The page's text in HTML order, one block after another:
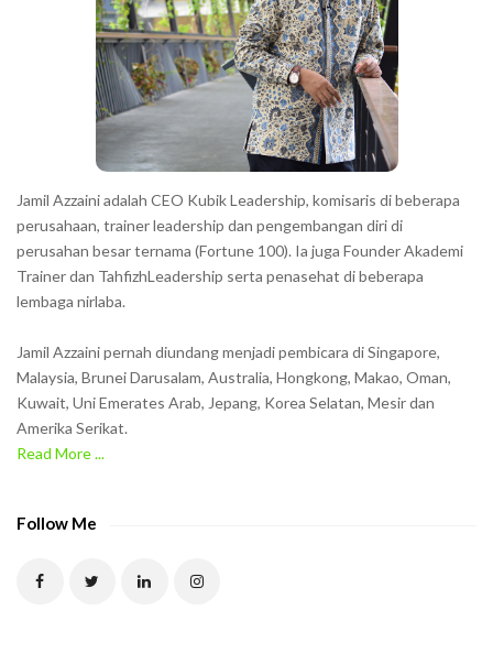
Jamil Azzaini adalah CEO Kubik Leadership, komisaris di beberapa
perusahaan, trainer leadership dan pengembangan diri di
perusahan besar ternama (Fortune 100). Ia juga Founder Akademi
Trainer dan TahfizhLeadership serta penasehat di beberapa
lembaga nirlaba.
Jamil Azzaini pernah diundang menjadi pembicara di Singapore,
Malaysia, Brunei Darusalam, Australia, Hongkong, Makao, Oman,
Kuwait, Uni Emerates Arab, Jepang, Korea Selatan, Mesir dan
Amerika Serikat.
Read More ...
Follow Me